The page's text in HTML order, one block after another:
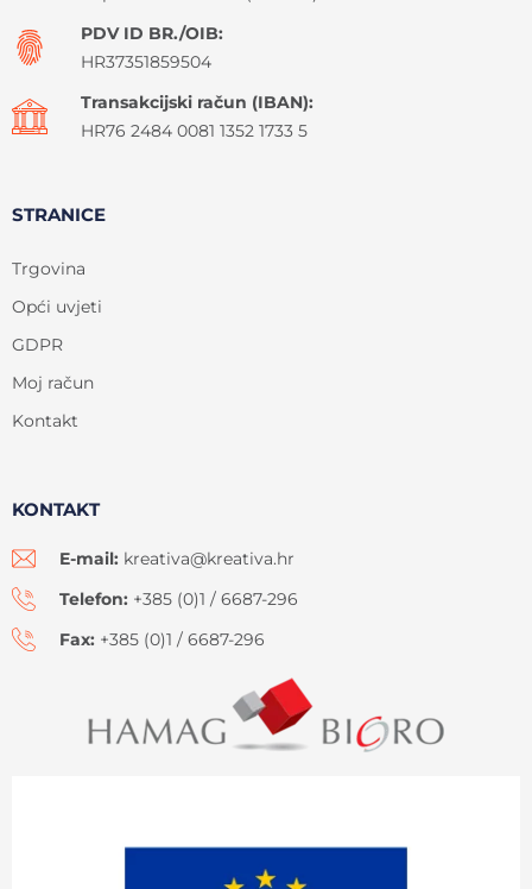
PDV ID BR./OIB:
HR37351859504
Transakcijski račun (IBAN):
HR76 2484 0081 1352 1733 5
STRANICE
Trgovina
Opći uvjeti
GDPR
Moj račun
Kontakt
KONTAKT
E-mail: kreativa@kreativa.hr
Telefon: +385 (0)1 / 6687-296
Fax: +385 (0)1 / 6687-296